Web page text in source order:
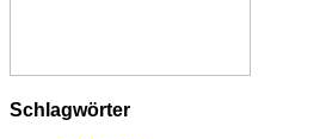
Schlagwörter